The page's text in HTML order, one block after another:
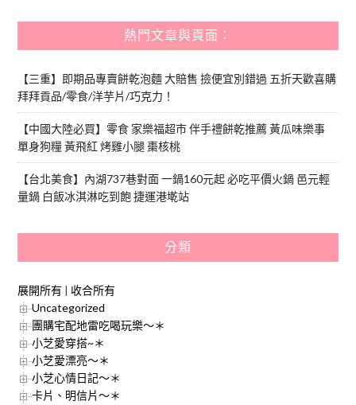
熱門文章與頁面︰
【三重】即期品專賣餅乾泡麵 大賠售 撿便宜別錯過 五折天歡喜購
拜拜貢品/零食/洋芋片/巧克力！
【中國大陸必買】零食 家樂福超市 伴手禮餅乾推薦 黃瓜味樂事
單身狗糧 黃飛紅 烤雞小腿 棗核桃
【台北美食】內湖737巷對面 一鍋160元起 必吃平價火鍋 邑元輕
量鍋 白飯冰淇淋吃到飽 捷運港墘站
分類
展開所有 | 收合所有
Uncategorized
團購宅配地雷吃喝玩樂～＊
小芝愛穿搭~＊
小芝愛漂亮～＊
小芝心情日記～＊
卡片、明信片～＊